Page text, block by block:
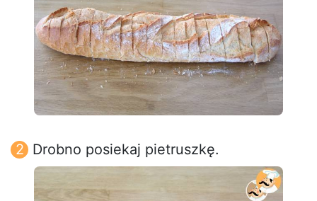
Drobno posiekaj pietruszkę.